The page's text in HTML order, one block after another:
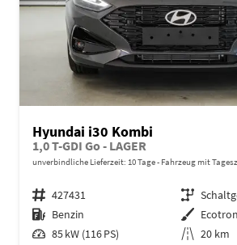
Hyundai i30 Kombi
1,0 T-GDI Go - LAGER
unverbindliche Lieferzeit: 10 Tage Fahrzeug mit
Fahrzeugnr. 427431 Getriebe
Kraftstoff Benzin Außenfarbe
Leistung 85 kW (116 PS) Kilometerstand 20 km